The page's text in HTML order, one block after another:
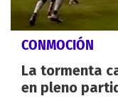
CONMOCIÓN
La tormenta
en pleno